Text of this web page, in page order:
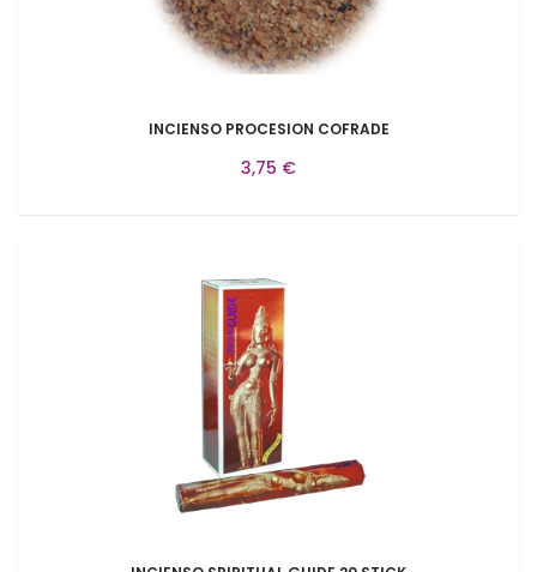
INCIENSO PROCESION COFRADE
3,75 €